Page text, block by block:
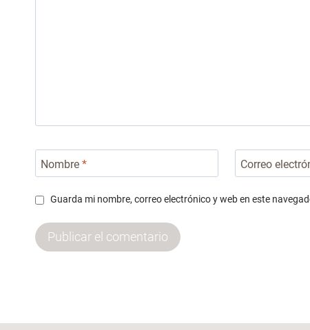
Nombre * Correo
Guarda mi nombre, correo electrónico y web en este